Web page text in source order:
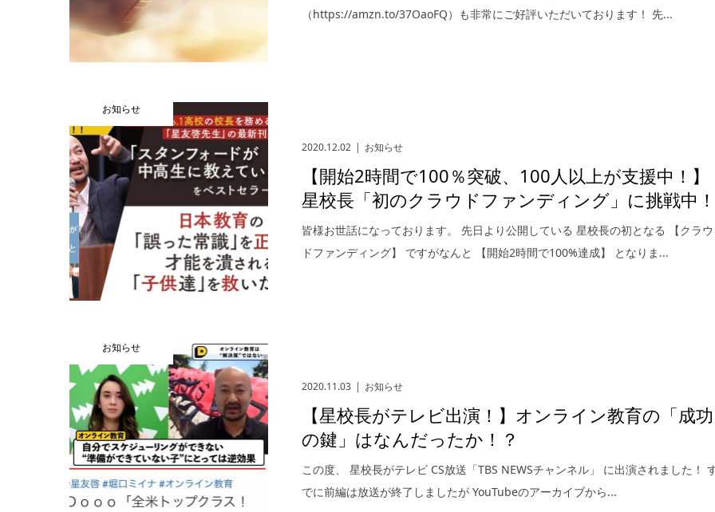
（https://amzn.to/37OaoFQ）も非常にご好評いただいております！ 先...
お知らせ
2020.12.02 お知らせ
【開始2時間で100％突破、100人以上が支援中！】
星校長「初のクラウドファンディング」に挑戦中
皆様お世話になっております。 先日より公開している 星校長の初となる 【クラウ
ドファンディング】 ですがなんと 【開始2時間で100%達成】 となりま...
お知らせ
2020.11.03 お知らせ
【星校長がテレビ出演！】オンライン教育の「成功
の鍵」はなんだったか！？
この度、 星校長がテレビ CS放送「TBS NEWSチャンネル」 に出演されました！
でに前編は放送が終了しましたが YouTubeのアーカイブから...